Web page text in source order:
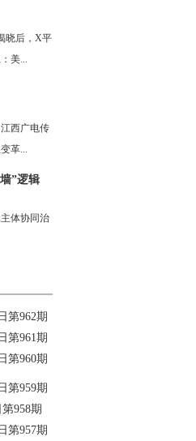
晓后，X平
美...
西广电传
革...
”逻辑
体协同治
第962期
第961期
第960期
第959期
958期
第957期